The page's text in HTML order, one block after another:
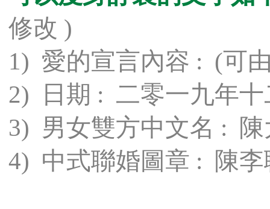
修改 )
1) 愛的宣言內容 : (可
2) 日期 : 二零一九年十
3) 男女雙方中文名 :
4) 中式聯婚圖章 : 陳李